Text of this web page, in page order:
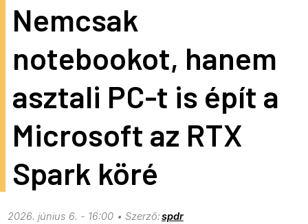
Nemcsak
notebookot, hanem
asztali PC-t is épít a
Microsoft az RTX
Spark köré
2026. június 6. - 16:00 spdr